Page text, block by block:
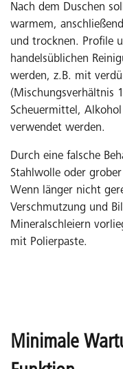
Nach dem Duschen
warmem,
und trocknen. Profile
handelsüblichen
werden, z.B. mit
(Mischungsverhältnis
Scheuermittel,
verwendet werden.
Durch eine falsche
Stahlwolle oder
Wenn länger nicht
Verschmutzung und
Mineralschleiern
mit Polierpaste.
Minimale